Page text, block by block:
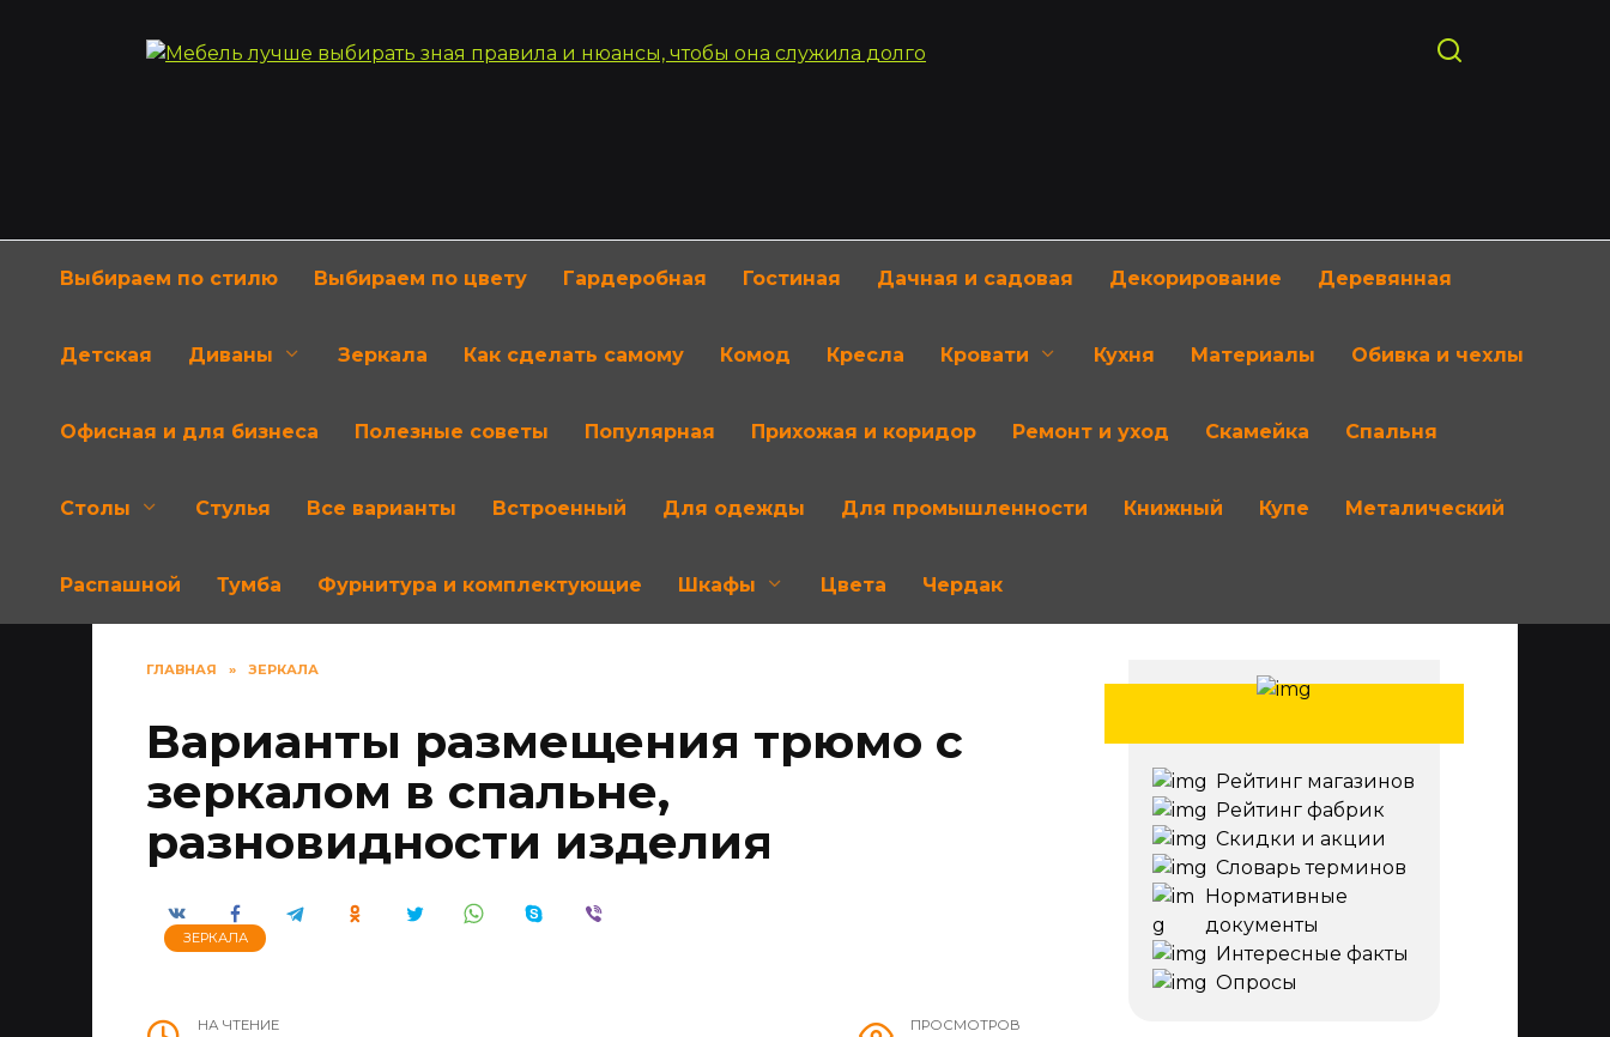
Выбираем по стилю Выбираем по цвету Гардеробная Гостиная Дачная и садовая Декорирование Деревянная
Детская Диваны Зеркала Как сделать самому Комод Кресла Кровати Кухня Материалы Обивка и чехлы
Офисная и для бизнеса Полезные советы Популярная Прихожая и коридор Ремонт и уход Скамейка Спальня
Столы Стулья Все варианты Встроенный Для одежды Для промышленности Книжный Купе Металический
Распашной Тумба Фурнитура и комплектующие Шкафы Цвета Чердак
ГЛАВНАЯ » ЗЕРКАЛА
Варианты размещения трюмо с
зеркалом в спальне,
разновидности изделия
ЗЕРКАЛА
НА ЧТЕНИЕ ПРОСМОТРОВ
Рейтинг магазинов
Рейтинг фабрик
Скидки и акции
Словарь терминов
Нормативные
документы
Интересные факты
Опросы